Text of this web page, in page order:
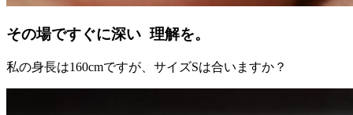
その場ですぐに深い 理解を。
私の身長は160cmですが、サイズSは合いますか？